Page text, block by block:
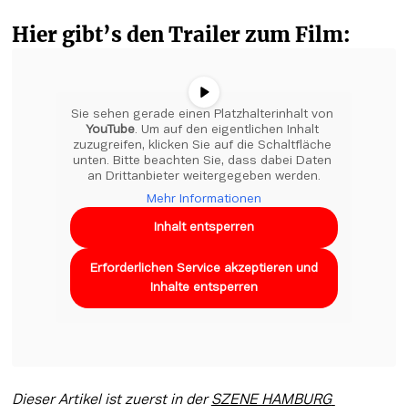
Hier gibt’s den Trailer zum Film:
YouTube . Um auf den eigentlichen Inhalt
zuzugreifen, klicken Sie auf die Schaltfläche
unten. Bitte beachten Sie, dass dabei Daten
an Drittanbieter weitergegeben werden.
Mehr Informationen
Inhalt entsperren
Erforderlichen Service akzeptieren und
Inhalte entsperren
Dieser Artikel ist zuerst in der SZENE HAMBURG